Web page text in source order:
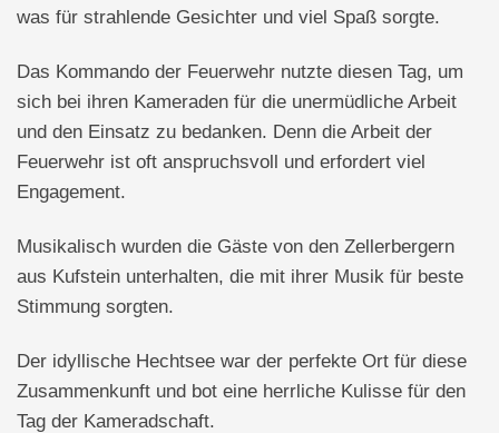
was für strahlende Gesichter und viel Spaß sorgte.
Das Kommando der Feuerwehr nutzte diesen Tag, um
sich bei ihren Kameraden für die unermüdliche Arbeit
und den Einsatz zu bedanken. Denn die Arbeit der
Feuerwehr ist oft anspruchsvoll und erfordert viel
Engagement.
Musikalisch wurden die Gäste von den Zellerbergern
aus Kufstein unterhalten, die mit ihrer Musik für beste
Stimmung sorgten.
Der idyllische Hechtsee war der perfekte Ort für diese
Zusammenkunft und bot eine herrliche Kulisse für den
Tag der Kameradschaft.